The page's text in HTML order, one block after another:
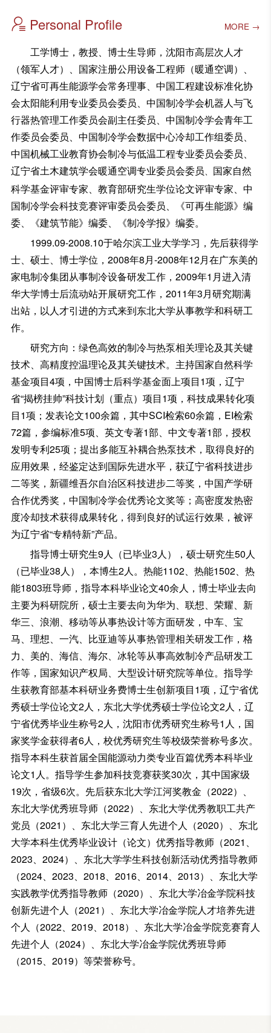
Personal Profile MORE →
工学博士，教授、博士生导师，沈阳市高层次人才
（领军人才）、国家注册公用设备工程师（暖通空调）、
辽宁省可再生能源学会常务理事、中国工程建设标准化协
会太阳能利用专业委员会委员、中国制冷学会机器人与飞
行器热管理工作委员会副主任委员、中国制冷学会青年工
作委员会委员、中国制冷学会数据中心冷却工作组委员、
中国机械工业教育协会制冷与低温工程专业委员会委员、
辽宁省土木建筑学会暖通空调专业委员会委员、 国家自然
科学基金评审专家、教育部研究生学位论文评审专家、中
国制冷学会科技竞赛评审委员会委员、《可再生能源》编
委、《建筑节能》编委、《制冷学报》编委。
1999.09-2008.10于哈尔滨工业大学学习，先后获得学
士、硕士、博士学位，2008年8月-2008年12月在广东美的
家电制冷集团从事制冷设备研发工作，2009年1月进入清
华大学博士后流动站开展研究工作，2011年3月研究期满
出站，以人才引进的方式来到东北大学从事教学和科研工
作。
研究方向：绿色高效的制冷与热泵相关理论及其关键
技术、高精度控温理论及其关键技术。主持国家自然科学
基金项目4项，中国博士后科学基金面上项目1项，辽宁
省“揭榜挂帅”科技计划（重点）项目1项，科技成果转化项
目1项；发表论文100余篇，其中SCI检索60余篇，EI检索
72篇，参编标准5项、英文专著1部、中文专著1部，授权
发明专利25项；提出多能互补耦合热泵技术，取得良好的
应用效果，经鉴定达到国际先进水平，获辽宁省科技进步
二等奖，新疆维吾尔自治区科技进步二等奖，中国产学研
合作优秀奖，中国制冷学会优秀论文奖等；高密度发热密
度冷却技术获得成果转化，得到良好的试运行效果，被评
为辽宁省“专精特新”产品。
指导博士研究生9人（已毕业3人），硕士研究生50人
（已毕业38人），本博生2人。热能1102、热能1502、热
能1803班导师，指导本科毕业论文40余人，博士毕业去向
主要为科研院所，硕士主要去向为华为、联想、荣耀、新
华三、浪潮、移动等从事热设计等方面研发，中车、宝
马、理想、一汽、比亚迪等从事热管理相关研发工作，格
力、美的、海信、海尔、冰轮等从事高效制冷产品研发工
作等，国家知识产权局、大型设计研究院等单位。指导学
生获教育部基本科研业务费博士生创新项目1项，辽宁省优
秀硕士学位论文2人，东北大学优秀硕士学位论文2人，辽
宁省优秀毕业生称号2人，沈阳市优秀研究生称号1人，国
家奖学金获得者6人，校优秀研究生等校级荣誉称号多次。
指导本科生获首届全国能源动力类专业百篇优秀本科毕业
论文1人。指导学生参加科技竞赛获奖30次，其中国家级
19次，省级6次。先后获东北大学江河奖教金（2022）、
东北大学优秀班导师（2022）、东北大学优秀教职工共产
党员（2021）、东北大学三育人先进个人（2020）、东北
大学本科生优秀毕业设计（论文）优秀指导教师（2021、
2023、2024）、东北大学学生科技创新活动优秀指导教师
（2024、2023、2018、2016、2014、2013）、东北大学
实践教学优秀指导教师（2020）、 东北大学冶金学院科技
创新先进个人（2021）、 东北大学冶金学院人才培养先进
个人（2022、2019、2018）、东北大学冶金学院竞赛育人
先进个人（2024）、东北大学冶金学院优秀班导师
（2015、2019）等荣誉称号。